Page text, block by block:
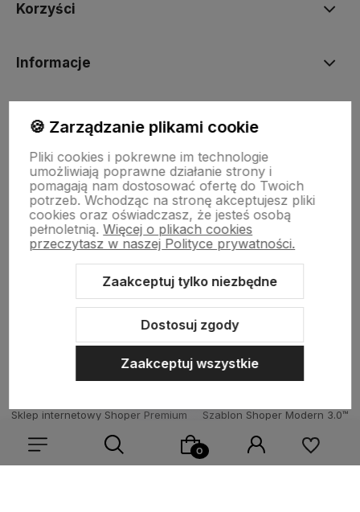
Korzyści
Informacje
BORN2VAPE.PL
Born To Vape|| Różana 2, 21-025 Niemce woj. lubelskie
NIP: 7141861133 || E:kontakt@born2vape.plT:665 744 477
by szoperski.pl
Sklep internetowy Shoper Premium
Szablon Shoper Modern 3.0™
🍪 Zarządzanie plikami cookie
Pliki cookies i pokrewne im technologie
umożliwiają poprawne działanie strony i
pomagają nam dostosować ofertę do Twoich
potrzeb. Wchodząc na stronę akceptujesz pliki
cookies oraz oświadczasz, że jesteś osobą
pełnoletnią. Więcej o plikach cookies
przeczytasz w naszej Polityce prywatności.
Zaakceptuj tylko niezbędne
Dostosuj zgody
Zaakceptuj wszystkie